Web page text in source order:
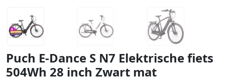
Puch E-Dance S N7 Elektrische fiets
504Wh 28 inch Zwart mat